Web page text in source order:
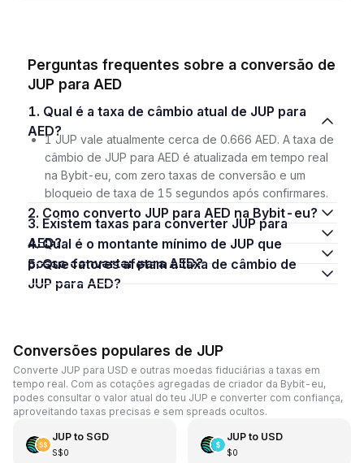
Perguntas frequentes sobre a conversão de
JUP para AED
1. Qual é a taxa de câmbio atual de JUP para
AED?
1 JUP vale atualmente cerca de 0.666 AED. A taxa de
câmbio de JUP para AED é atualizada em tempo real
na Bybit-eu, com zero taxas de conversão e um
bloqueio de taxa de 15 segundos após confirmares.
2. Como converto JUP para AED na Bybit-eu?
3. Existem taxas para converter JUP para
AED?
4. Qual é o montante mínimo de JUP que
posso converter para AED?
5. Que fatores afetam a taxa de câmbio de
JUP para AED?
Conversões populares de JUP
Converte JUP para USD e outras moedas fiduciárias a taxas em
tempo real. Com as cotações agregadas de criador da Bybit-eu,
podes consultar o valor atual do teu JUP e converter com confiança,
aproveitando taxas precisas e sem spreads ocultos.
JUPto SGD
S$0
JUPto USD
$0